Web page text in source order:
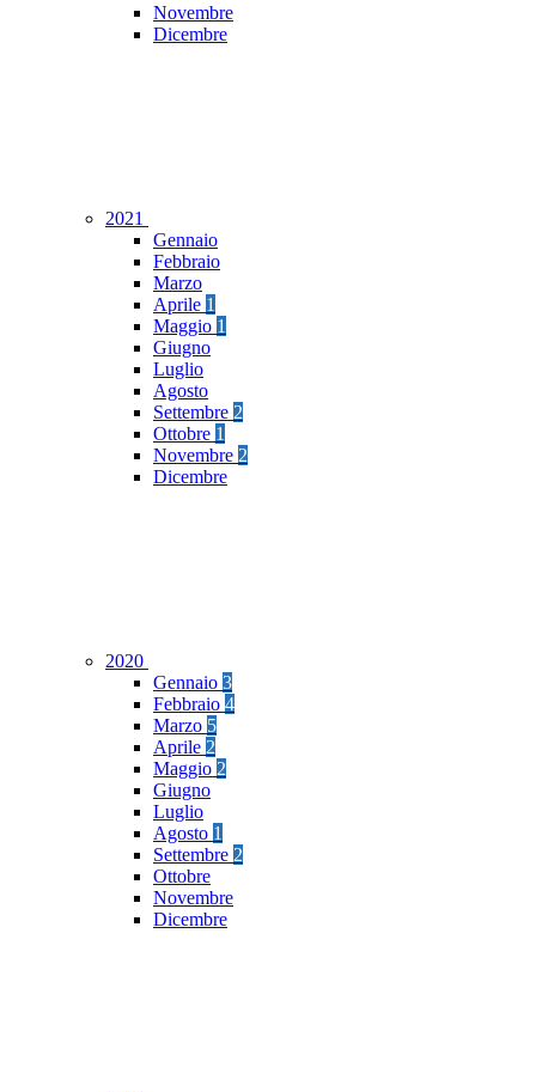
Novembre
Dicembre
2021
Gennaio
Febbraio
Marzo
Aprile 1
Maggio 1
Giugno
Luglio
Agosto
Settembre 2
Ottobre 1
Novembre 2
Dicembre
2020
Gennaio 3
Febbraio 4
Marzo 5
Aprile 2
Maggio 2
Giugno
Luglio
Agosto 1
Settembre 2
Ottobre
Novembre
Dicembre